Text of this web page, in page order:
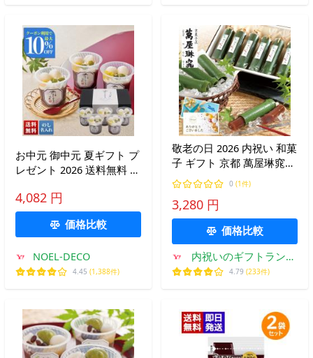
お中元 御中元 夏ギフト プ
レゼント 2026 送料無料 の
熊北店 」 監修 冷やしぜん
ざい 十勝産 小豆 京料理
和菓子 デザート HZ5-TK
4,082 円
価格比較
NOEL-DECO
4.45 (1,388件)
敬老の日 2026 内祝い 和菓
子 ギフト 京都 萬屋琳窕
京の竹筒 水ようかん 6本
セット 3000円 お菓子 よう
かん 羊羹 スイーツ プレゼ
ント YB
0 (1件)
3,280 円
価格比較
内祝いのギフトランド
ショーワ
4.79 (233件)